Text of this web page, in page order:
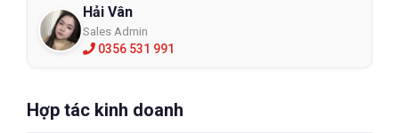
Hải Vân
Sales Admin
0356 531 991
Hợp tác kinh doanh